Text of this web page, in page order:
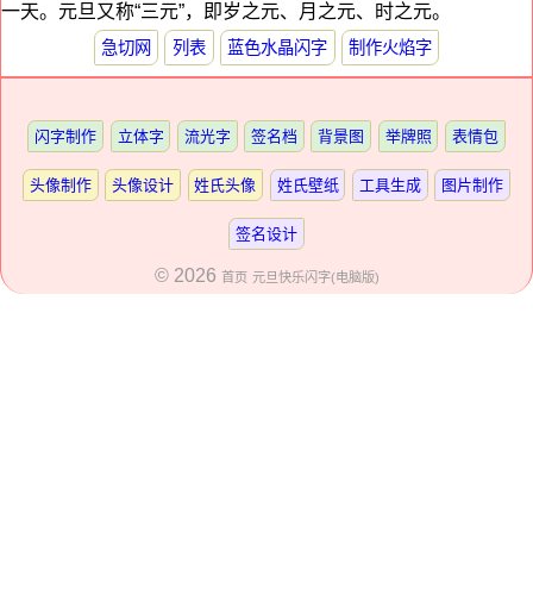
一天。元旦又称“三元”，即岁之元、月之元、时之元。
急切网 列表 蓝色水晶闪字 制作火焰字
闪字制作 立体字 流光字 签名档 背景图 举牌照 表情包
头像制作 头像设计 姓氏头像 姓氏壁纸 工具生成 图片制作
签名设计
© 2026 首页 元旦快乐闪字(电脑版)